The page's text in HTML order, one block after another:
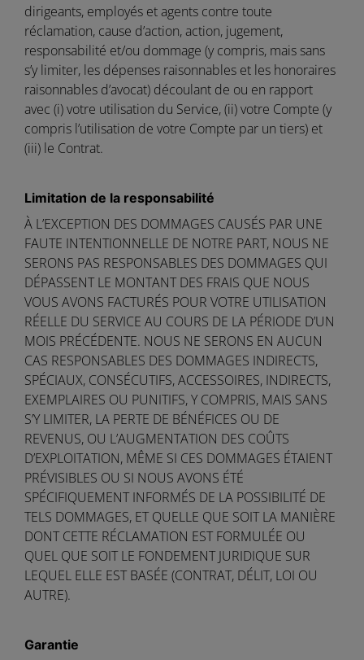
dirigeants, employés et agents contre toute
réclamation, cause d’action, action, jugement,
responsabilité et/ou dommage (y compris, mais sans
s’y limiter, les dépenses raisonnables et les honoraires
raisonnables d’avocat) découlant de ou en rapport
avec (i) votre utilisation du Service, (ii) votre Compte (y
compris l’utilisation de votre Compte par un tiers) et
(iii) le Contrat.
Limitation de la responsabilité
À L’EXCEPTION DES DOMMAGES CAUSÉS PAR UNE
FAUTE INTENTIONNELLE DE NOTRE PART, NOUS NE
SERONS PAS RESPONSABLES DES DOMMAGES QUI
DÉPASSENT LE MONTANT DES FRAIS QUE NOUS
VOUS AVONS FACTURÉS POUR VOTRE UTILISATION
RÉELLE DU SERVICE AU COURS DE LA PÉRIODE D’UN
MOIS PRÉCÉDENTE. NOUS NE SERONS EN AUCUN
CAS RESPONSABLES DES DOMMAGES INDIRECTS,
SPÉCIAUX, CONSÉCUTIFS, ACCESSOIRES, INDIRECTS,
EXEMPLAIRES OU PUNITIFS, Y COMPRIS, MAIS SANS
S’Y LIMITER, LA PERTE DE BÉNÉFICES OU DE
REVENUS, OU L’AUGMENTATION DES COÛTS
D’EXPLOITATION, MÊME SI CES DOMMAGES ÉTAIENT
PRÉVISIBLES OU SI NOUS AVONS ÉTÉ
SPÉCIFIQUEMENT INFORMÉS DE LA POSSIBILITÉ DE
TELS DOMMAGES, ET QUELLE QUE SOIT LA MANIÈRE
DONT CETTE RÉCLAMATION EST FORMULÉE OU
QUEL QUE SOIT LE FONDEMENT JURIDIQUE SUR
LEQUEL ELLE EST BASÉE (CONTRAT, DÉLIT, LOI OU
AUTRE).
Garantie